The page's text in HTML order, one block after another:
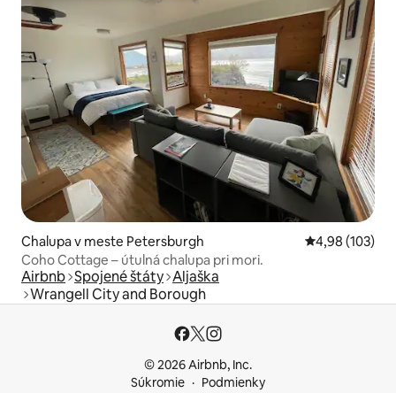
Chalupa v meste Petersburgh Priemerné
4,98 (103)
Coho Cottage – útulná chalupa pri mori.
Airbnb Spojené štáty Aljaška
Wrangell City and Borough
© 2026 Airbnb, Inc.
Súkromie
Podmienky